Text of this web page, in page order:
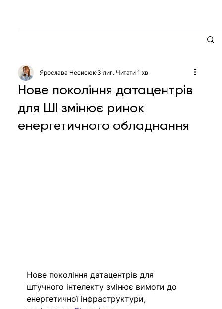
Нове покоління датацентрів
для ШІ змінює ринок
енергетичного обладнання
Ярослава Несисюк 3 лип. Читати 1 хв
Нове покоління датацентрів для
штучного інтелекту змінює вимоги до
енергетичної інфраструктури,